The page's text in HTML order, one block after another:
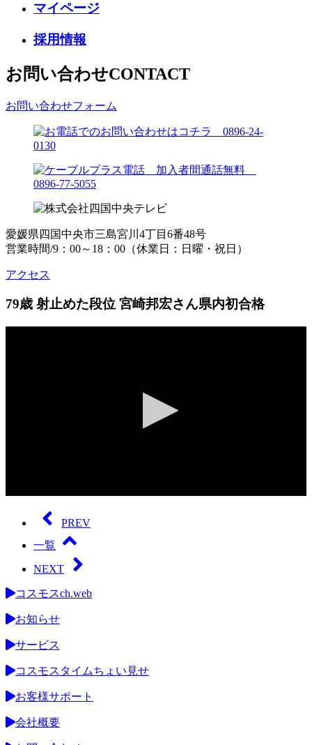
マイページ
採用情報
お問い合わせCONTACT
お問い合わせフォーム
愛媛県四国中央市三島宮川4丁目6番48号
営業時間/9：00～18：00（休業日：日曜・祝日）
アクセス
79歳 射止めた段位 宮崎邦宏さん県内初合格
seconds
seconds
PREV
一覧
NEXT
コスモスch.web
お知らせ
サービス
コスモスタイムちょい見せ
お客様サポート
会社概要